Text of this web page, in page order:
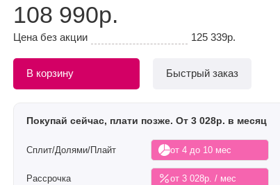
108 990р.
Цена без акции 125 339р.
В корзину Быстрый заказ
Покупай сейчас, плати позже. От 3 028р. в месяц
Сплит/Долями/Плайт от 4 до 10 мес
Рассрочка от 3 028р. / мес